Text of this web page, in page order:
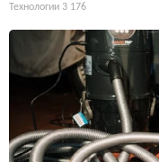
Технологии 3 176